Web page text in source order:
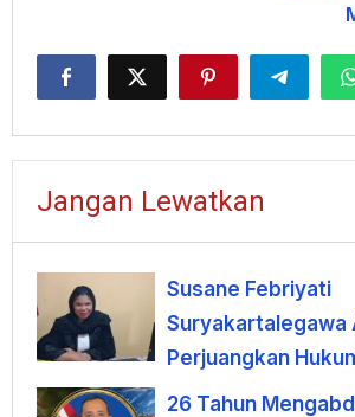
Jangan Lewatkan
Susane Febriyati
Suryakartalegawa
Perjuangkan
Kebijakan Publik di
26 Tahun